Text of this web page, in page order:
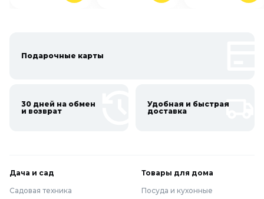
Подарочные карты
30 дней на обмен
и возврат
Удобная и быстрая
доставка
Дача и сад
Садовая техника
Товары для дома
Посуда и кухонные